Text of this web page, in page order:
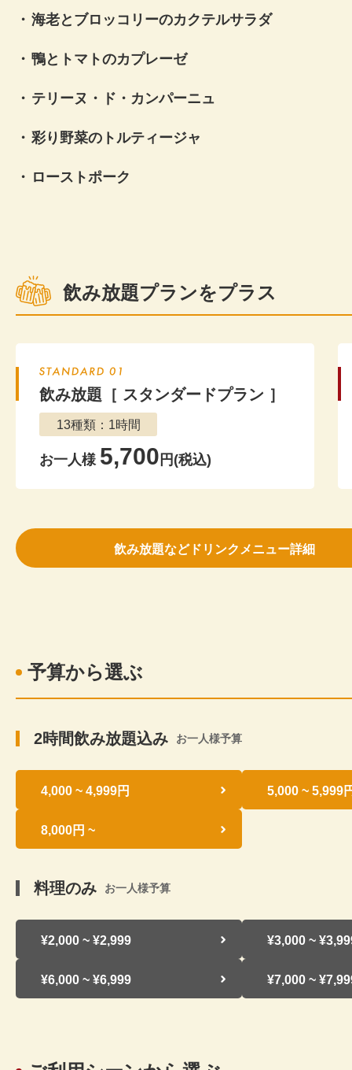
海老とブロッコリーのカクテルサラダ
鴨とトマトのカプレーゼ
テリーヌ・ド・カンパーニュ
彩り野菜のトルティージャ
ローストポーク
飲み放題プランをプラス
飲み放題［ スタンダードプラン ］
13種類：1時間
お一人様 5,700 円(税込)
飲み放題などドリンクメニュー詳細
予算から選ぶ
2時間飲み放題込み お一人様予算
4,000 ~ 4,999円 5,000 ~ 5,999
8,000円 ~
料理のみ お一人様予算
¥2,000 ~ ¥2,999 ¥3,000 ~
¥6,000 ~ ¥6,999 ¥7,000 ~